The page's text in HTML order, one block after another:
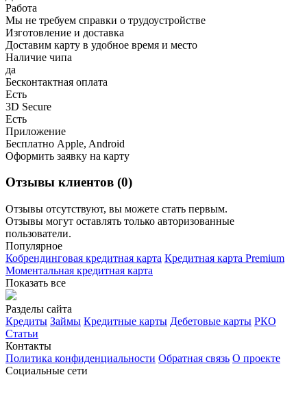
Работа
Мы не требуем справки о трудоустройстве
Изготовление и доставка
Доставим карту в удобное время и место
Наличие чипа
да
Бесконтактная оплата
Есть
3D Secure
Есть
Приложение
Бесплатно Apple, Android
Оформить заявку на карту
Отзывы клиентов (0)
Отзывы отсутствуют, вы можете стать первым.
Отзывы могут оставлять только авторизованные
пользователи.
Популярное
Кобрендинговая кредитная карта Кредитная карта Premium
Моментальная кредитная карта
Показать все
Разделы сайта
Кредиты Займы Кредитные карты Дебетовые карты РКО
Статьи
Контакты
Политика конфиденциальности Обратная связь О проекте
Социальные сети